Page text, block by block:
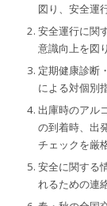
図り、安全運
安全運行に関
意識向上を図
定期健康診断
による対個別
出庫時のアル
の到着時、出
チェックを厳
安全に関する
れるための連